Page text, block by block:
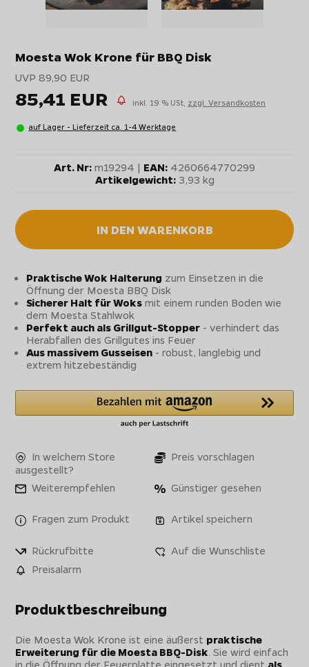
Moesta Wok Krone für BBQ Disk
UVP 89,90 EUR
85,41 EUR inkl. 19 % USt, zzgl. Versandkosten
auf Lager - Lieferzeit ca. 1-4 Werktage
Art. Nr: m19294 | EAN: 4260664770299
Artikelgewicht:3,93 kg
IN DEN WARENKORB
Praktische Wok Halterung zum Einsetzen in die
Öffnung der Moesta BBQ Disk
Sicherer Halt für Woks mit einem runden Boden wie
dem Moesta Stahlwok
Perfekt auch als Grillgut-Stopper - verhindert das
Herabfallen des Grillgutes ins Feuer
Aus massivem Gusseisen - robust, langlebig und
extrem hitzebeständig
In welchem Store
ausgestellt?
Preis vorschlagen
Weiterempfehlen Günstiger gesehen
Fragen zum Produkt Artikel speichern
Rückrufbitte
Auf die Wunschliste
Preisalarm
Produktbeschreibung
Die Moesta Wok Krone ist eine äußerst praktische
Erweiterung für die Moesta BBQ-Disk . Sie wird einfach
in die Öffnung der Feuerplatte eingesetzt und dient als